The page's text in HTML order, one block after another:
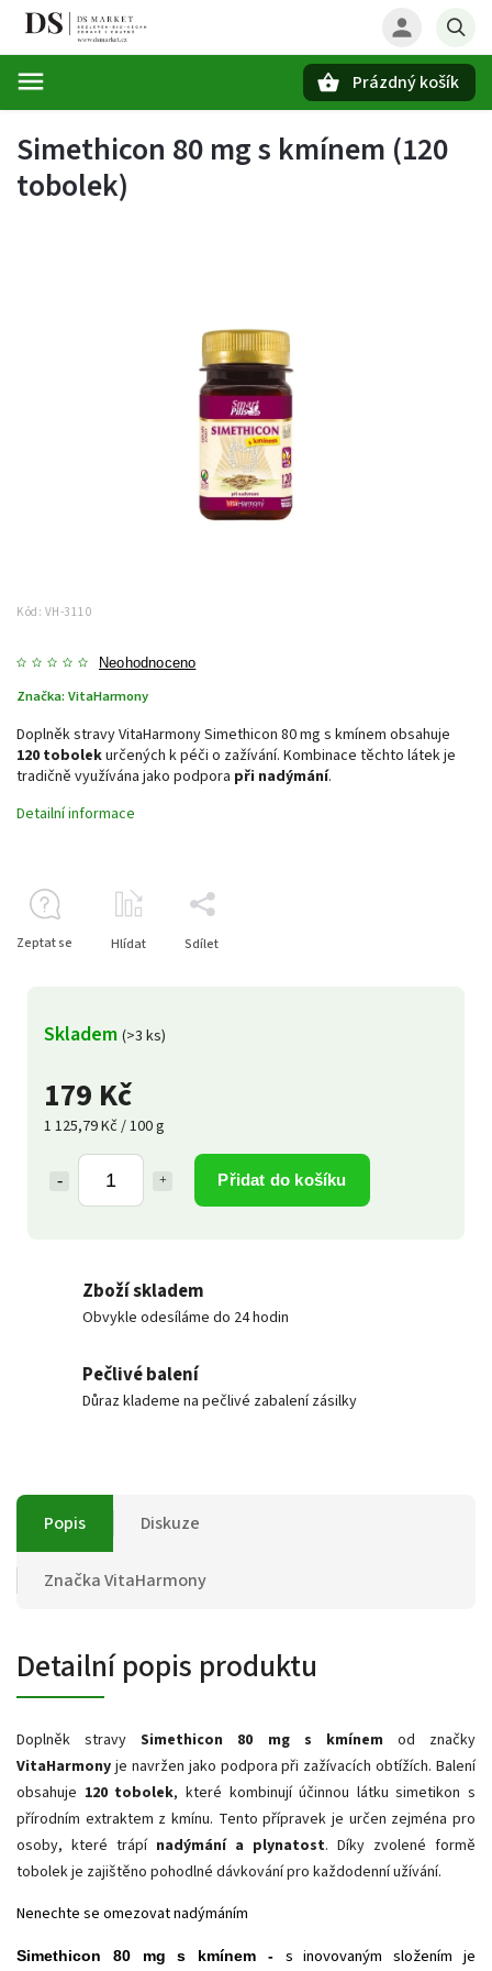
Prázdný košík
Simethicon 80 mg s kmínem (120
tobolek)
Kód: VH-3110
Neohodnoceno
Značka: VitaHarmony
179 Kč
1 125,79 Kč / 100 g
Přidat do košíku
Skladem (>3 ks)
Doplněk stravy VitaHarmony Simethicon 80 mg s kmínem obsahuje
120 tobolekurčených k péči o zažívání. Kombinace těchto látek je
tradičně využívána jako podpora při nadýmání.
Detailní informace
Zeptat se Hlídat Sdílet
Zboží skladem
Obvykle odesíláme do 24 hodin
Pečlivé balení
Důraz klademe na pečlivé zabalení zásilky
Popis Diskuze
ZnačkaVitaHarmony
Detailní popis produktu
Doplněk stravy Simethicon 80 mg s kmínem od značky
VitaHarmony je navržen jako podpora při zažívacích obtížích. Balení
obsahuje 120 tobolek, které kombinují účinnou látku simetikon s
přírodním extraktem z kmínu. Tento přípravek je určen zejména pro
osoby, které trápí nadýmání a plynatost. Díky zvolené formě
tobolek je zajištěno pohodlné dávkování pro každodenní užívání.
Nenechte se omezovat nadýmáním
Simethicon 80 mg s kmínem - s inovovaným složením je